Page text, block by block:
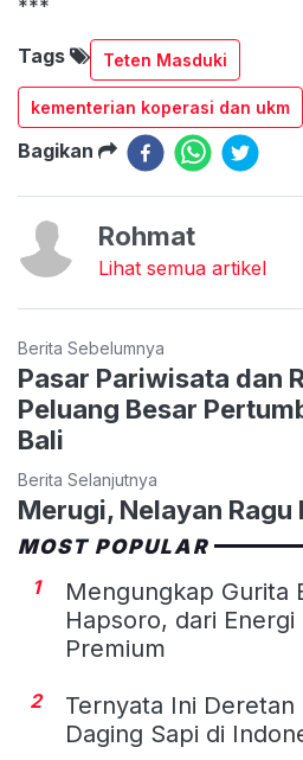
***
Tags Teten Masduki
kementerian koperasi dan ukm
Bagikan
Rohmat
Lihat semua artikel
Berita Sebelumnya
Pasar Pariwisata dan
Peluang Besar
Bali
Berita Selanjutnya
Merugi, Nelayan Ragu
MOST POPULAR
1
Mengungkap Gurita
Hapsoro, dari
Premium
2
Ternyata Ini Deretan
Daging Sapi di